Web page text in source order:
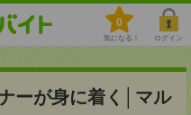
0
気になる！ ログイン
ーが身に着く│マル